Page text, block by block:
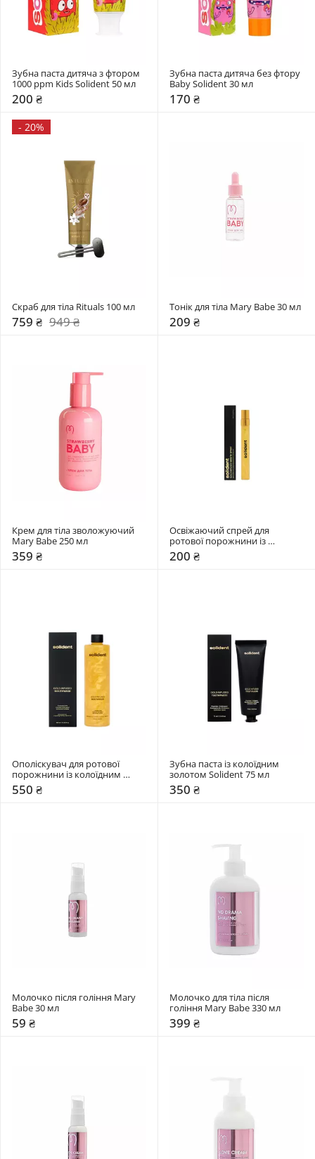
Зубна паста дитяча з фтором
200 ₴
Зубна паста дитяча без фтору
170 ₴
- 20%
Скраб для тіла Rituals 100 мл
759 ₴ 949 ₴ 209 ₴
Крем для тіла зволожуючий
359 ₴
Освіжаючий спрей для
ротової порожнини із
колоїдним золотом Solident 10
мл
200 ₴
Ополіскувач для ротової
порожнини із колоїдним
550 ₴
Зубна паста із колоїдним
350 ₴
Молочко після гоління Mary
59 ₴
Молочко для тіла після
399 ₴